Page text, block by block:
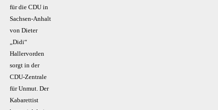
für die CDU in
Sachsen-Anhalt
von Dieter
„Didi“
Hallervorden
sorgt in der
CDU-Zentrale
für Unmut. Der
Kabarettist